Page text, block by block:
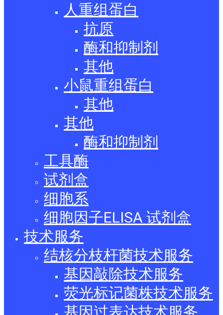
人重组蛋白
抗原
酶和抑制剂
其他
小鼠重组蛋白
其他
其他
酶和抑制剂
工具酶
试剂盒
细胞系
细胞因子ELISA 试剂盒
技术服务
结核分枝杆菌技术服务
基因敲除技术服务
荧光标记菌株技术服务